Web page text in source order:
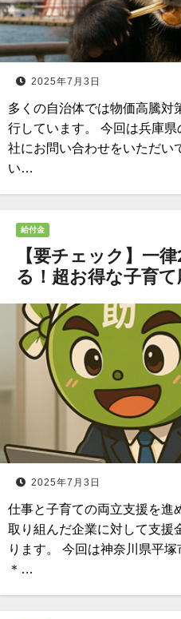
2025年7月3日
多くの自治体では物価高騰対
行しています。 今回は兵庫
社にお問い合わせをいただい
い…
給付金
【要チェック】一
る！超お得な子育
2025年7月3日
仕事と子育ての両立支援を進
取り組んだ企業に対して支援
ります。 今回は神奈川県平
＊…